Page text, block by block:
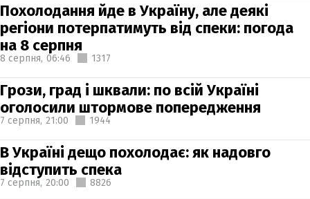
Похолодання йде в Україну, але деякі
регіони потерпатимуть від спеки: погода
на 8 серпня
8 серпня, 06:46 1317
Грози, град і шквали: по всій Україні
оголосили штормове попередження
7 серпня, 21:00 1944
В Україні дещо похолодає: як надовго
відступить спека
7 серпня, 20:00 8826